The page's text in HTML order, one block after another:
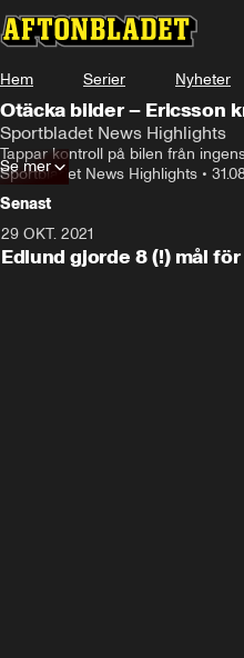
Hem Serier Nyheter
Otäcka bilder – Ericsson
Sportbladet News Highlights
Tappar kontroll på bilen från
Sportbladet News Highlights •
Se mer
Senast
29 OKT. 2021
Edlund gjorde 8 (!) mål